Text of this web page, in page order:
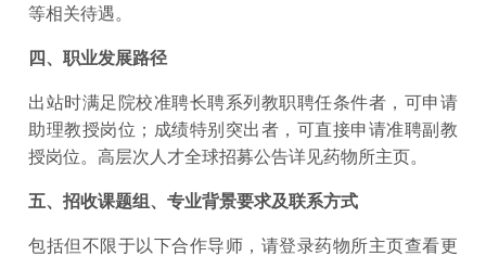
等相关待遇。
四、职业发展路径
出站时满足院校准聘长聘系列教职聘任条件者，可申请
助理教授岗位；成绩特别突出者，可直接申请准聘副教
授岗位。高层次人才全球招募公告详见药物所主页。
五、招收课题组、专业背景要求及联系方式
包括但不限于以下合作导师，请登录药物所主页查看更